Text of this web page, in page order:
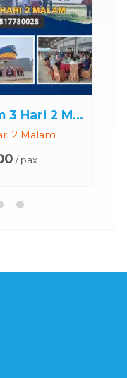
3 Hari 2 M...
2 Malam
/ pax